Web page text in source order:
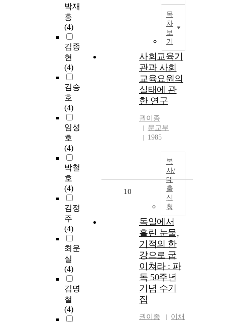
박재
흥
(4)
김종
현
(4)
김승
호
(4)
임성
호
(4)
박철
호
(4)
김정
주
(4)
최운
실
(4)
김명
철
(4)
목
차
보
기
사회교육기
관과 사회
교육요원의
실태에 관
한 연구
권이종
문교부
1985
복
사/
대
출
신
청
10
독일에서
흘린 눈물,
기적의 한
강으로 굽
이쳐라 : 파
독 50주년
기념 수기
집
권이종
이채